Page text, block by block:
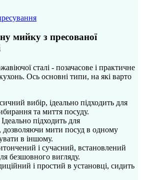
мийку з пресованої
сталі - позачасове і практичне
Ось основні типи, на які варто
вибір, ідеально підходить для
та миття посуду.
Ідеально підходить для
дозволяючи мити посуд в одному
в іншому.
і сучасний, встановлений
безшовного вигляду.
і простий в установці, сидить